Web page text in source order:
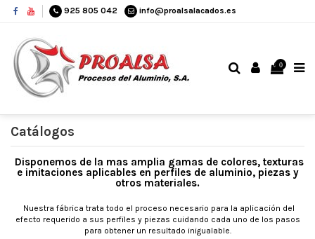
925 805 042 info@proalsalacados.es
0
Catálogos
Disponemos de la mas amplia gamas de colores, texturas
e imitaciones aplicables en perfiles de aluminio, piezas y
otros materiales.
Nuestra fábrica trata todo el proceso necesario para la aplicación del
efecto requerido a sus perfiles y piezas cuidando cada uno de los pasos
para obtener un resultado inigualable.